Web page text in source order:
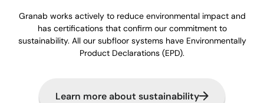
Granab works actively to reduce environmental impact and
has certifications that confirm our commitment to
sustainability. All our subfloor systems have Environmentally
Product Declarations (EPD).
Learn more about sustainability